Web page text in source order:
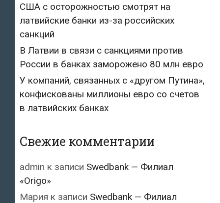
США с осторожностью смотрят на
латвийские банки из-за российских
санкций
В Латвии в связи с санкциями против
России в банках заморожено 80 млн евро
У компаний, связанных с «другом Путина»,
конфискованы миллионы евро со счетов
в латвийских банках
Свежие комментарии
admin к записи Swedbank — Филиал
«Origo»
Мария к записи Swedbank — Филиал